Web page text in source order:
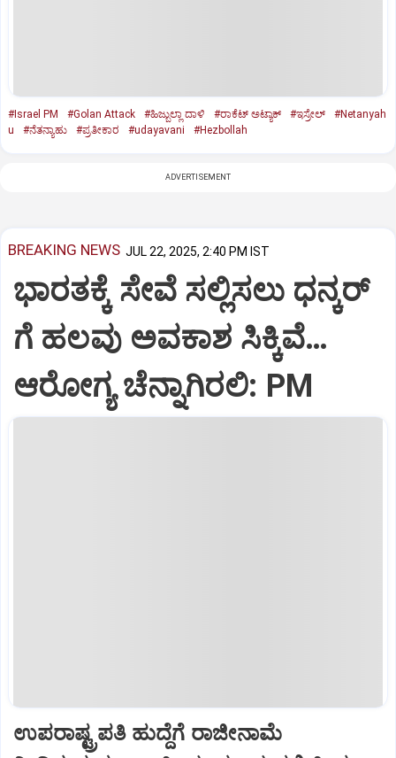
#Israel PM #Golan Attack #ಹಿಜ್ಬುಲ್ಲಾ ದಾಳಿ #ರಾಕೆಟ್‌ ಅಟ್ಯಾಕ್‌ #ಇಸ್ರೇಲ್‌
#Netanyah
u
#ನೆತನ್ಯಾಹು #ಪ್ರತೀಕಾರ #udayavani #Hezbollah
ADVERTISEMENT
BREAKING NEWS JUL 22, 2025, 2:40 PM IST
ಭಾರತಕ್ಕೆ ಸೇವೆ ಸಲ್ಲಿಸಲು ಧನ್ಕರ್‌
ಗೆ ಹಲವು ಅವಕಾಶ ಸಿಕ್ಕಿವೆ…
ಆರೋಗ್ಯ ಚೆನ್ನಾಗಿರಲಿ: PM
ಉಪರಾಷ್ಟ್ರಪತಿ ಹುದ್ದೆಗೆ ರಾಜೀನಾಮೆ